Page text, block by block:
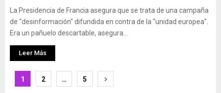
La Presidencia de Francia asegura que se trata de una campaña
de "desinformación" difundida en contra de la "unidad europea".
Era un pañuelo descartable, asegura...
Leer Más
Paginación
1 2 … 5